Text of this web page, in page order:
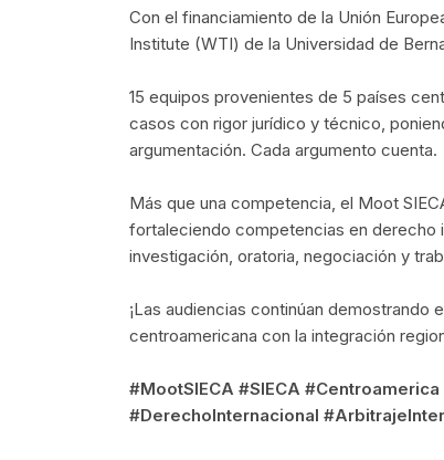
Con el financiamiento de la Unión
Institute (WTI) de la Universidad de
15 equipos provenientes de 5 países
casos con rigor jurídico y técnico,
argumentación. Cada argumento cuenta.
Más que una competencia, el Moot
fortaleciendo competencias en derecho
investigación, oratoria, negociación y
¡Las audiencias continúan
centroamericana con la integración
#MootSIECA #SIECA
#DerechoInternacional